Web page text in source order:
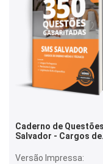
Caderno de
Salvador - Cargos de
Questões Gabaritadas
Versão Impressa: